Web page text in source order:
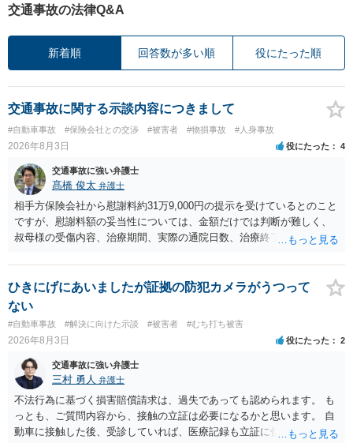
交通事故の法律Q&A
新着順 回答数が多い順 役にたった順
交通事故に関する示談内容につきまして
#自動車事故 #保険会社との交渉 #被害者 #物損事故 #人身事故
2026年8月3日 役にたった 4
交通事故に強い弁護士
髙橋 俊太 弁護士
相手方保険会社から慰謝料約31万9,000円の提示を受けているとのこと
ですが、慰謝料額の妥当性については、金額だけでは判断が難しく、
叔母様の受傷内容、治療期間、実際の通院日数、治療終了の経緯、後
確認する必要があります。保険会社から提示される慰謝料額について
は、弁護士が介入することにより増額を検討できる場合がありますの
で、以下の資料・情報を準備した上で、弁護士に個別に相談すること
をお勧めいたします。 ・相手方保険会社から届いている示談金額の提
示書類 ・叔母様の診断名、けがの内容 ・治療開始日及び治療終了日
・入院の有無、通院回数 ・現在も症状が残っているか ・叔母様ご本人
やご家族等が加入している保険に、今回の事故で利用できる弁護士費
用特約が付帯しているか なお、被害者は叔母様ご本人となりますの
で、弁護士が受任する場合には、叔母様ご本人の依頼意思等を確認す
る必要があります。日本語での十分な意思疎通が難しいとのことです
ので、そのあたりのご事情も踏まえて、依頼意思の確認方法等を検討
ひきにげにあいましたが証拠の防犯カメラがうつって
ない
#自動車事故 #解決に向けた示談 #被害者 #むち打ち被害
2026年8月3日 役にたった 2
交通事故に強い弁護士
三村 勇人 弁護士
不法行為に基づく損害賠償請求は、過失であっても認められます。 も
っとも、ご質問内容から、接触の立証は必要になるかと思います。 自
動車に接触した後、受診していれば、医療記録も立証に使えるかと思